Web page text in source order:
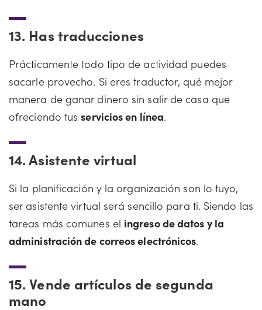
13. Has traducciones
Prácticamente todo tipo de actividad puedes
sacarle provecho. Si eres traductor, qué mejor
manera de ganar dinero sin salir de casa que
ofreciendo tusservicios en línea.
14.Asistente virtual
Si la planificación y la organización son lo tuyo,
ser asistente virtual será sencillo para ti. Siendo las
tareas más comunes el ingreso de datos y la
administración de correos electrónicos.
15.Vende artículos de segunda
mano